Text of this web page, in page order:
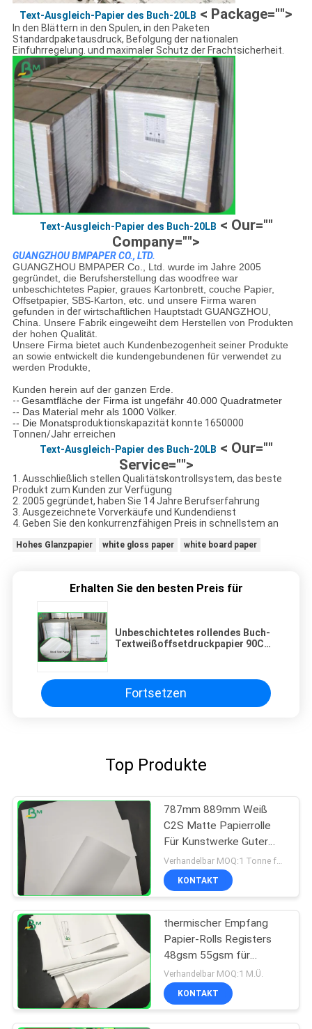
Text-Ausgleich-Papier des Buch-20LB < Package="">
In den Blättern in den Spulen, in den Paketen
Standardpaketausdruck, Befolgung der nationalen
Einfuhrregelung. und maximaler Schutz der Frachtsicherheit.
Text-Ausgleich-Papier des Buch-20LB < Our=""
Company="">
GUANGZHOU BMPAPER CO., LTD.
GUANGZHOU BMPAPER Co., Ltd. wurde im Jahre 2005
gegründet, die Berufsherstellung das woodfree war
unbeschichtetes Papier, graues Kartonbrett, couche Papier,
Offsetpapier, SBS-Karton, etc. und unsere Firma waren
gefunden in derwirtschaftlichen Hauptstadt GUANGZHOU,
China. Unsere Fabrik eingeweiht dem Herstellen von Produkten
der hohen Qualität.
Unsere Firma bietet auch Kundenbezogenheit seiner Produkte
an sowie entwickelt die kundengebundenen für verwendet zu
werden Produkte,
Kunden herein auf der ganzen Erde.
-- Gesamtfläche der Firma ist ungefähr 40.000 Quadratmeter
-- Das Material mehr als 1000 Völker.
-- Die Monatsproduktionskapazität konnte 1650000
Tonnen/Jahr erreichen
Text-Ausgleich-Papier des Buch-20LB < Our=""
Service="">
1. Ausschließlich stellen Qualitätskontrollsystem, das beste
Produkt zum Kunden zur Verfügung
2. 2005 gegründet, haben Sie 14 Jahre Berufserfahrung
3. Ausgezeichnete Vorverkäufe und Kundendienst
4. Geben Sie den konkurrenzfähigen Preis in schnellstem an
Hohes Glanzpapier white gloss paper white board paper
Erhalten Sie den besten Preis für
Unbeschichtetes rollendes Buch-
Textweißoffsetdruckpapier 90CM
Fortsetzen
Top Produkte
787mm 889mm Weiß
C2S Matte Papierrolle
Für Kunstwerke Guter
Druck
KONTAKT
thermischer Empfang
Papier-Rolls Registers
48gsm 55gsm für
Positions-ATM-Drucken
Verhandelbar MOQ:1 M.Ü.
KONTAKT